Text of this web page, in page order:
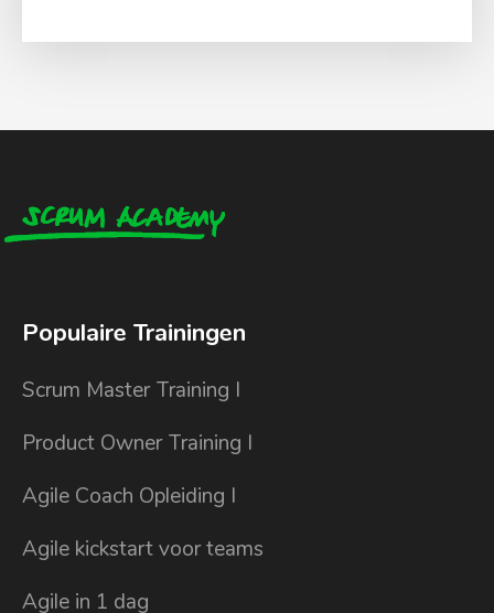
Populaire Trainingen
Scrum Master Training I
Product Owner Training I
Agile Coach Opleiding I
Agile kickstart voor teams
Agile in 1 dag